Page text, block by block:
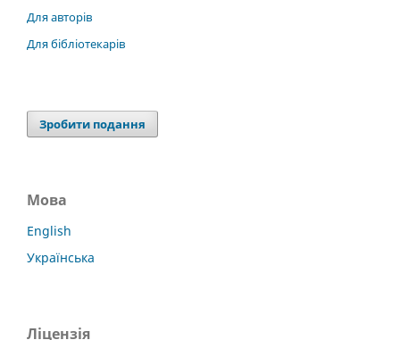
Для авторів
Для бібліотекарів
Зробити подання
Мова
English
Українська
Ліцензія